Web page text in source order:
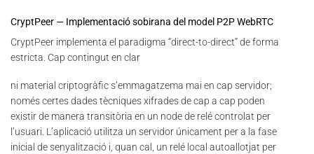
CryptPeer — Implementació sobirana del model P2P WebRTC
CryptPeer implementa el paradigma “direct-to-direct” de forma
estricta. Cap contingut en clar
ni material criptogràfic s’emmagatzema mai en cap servidor;
només certes dades tècniques xifrades de cap a cap poden
existir de manera transitòria en un node de relé controlat per
l’usuari. L’aplicació utilitza un servidor únicament per a la fase
inicial de senyalització i, quan cal, un relé local autoallotjat per